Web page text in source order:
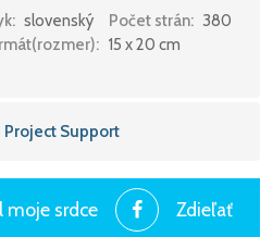
slovenský Počet strán: 380
15 x 20 cm
Project Support
moje srdce Zdieľať